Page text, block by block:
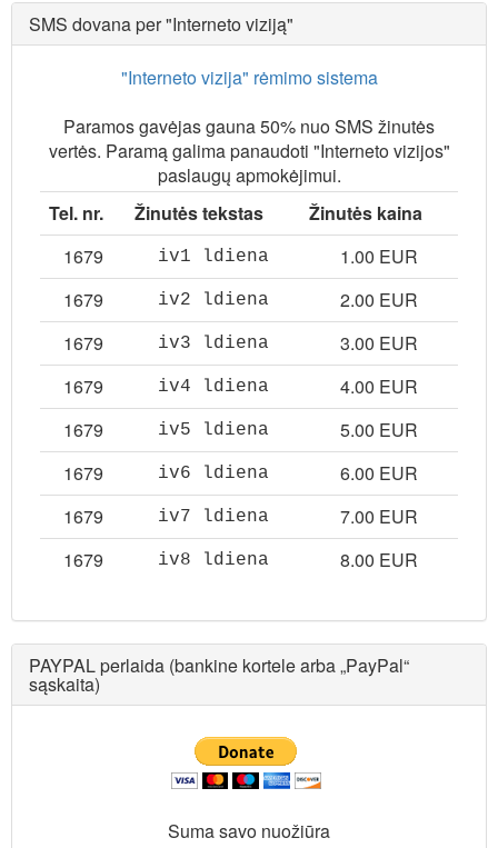
SMS dovana per "Interneto viziją"
"Interneto vizija" rėmimo sistema
Paramos gavėjas gauna 50% nuo SMS žinutės
vertės. Paramą galima panaudoti "Interneto vizijos"
paslaugų apmokėjimui.
Tel. nr.
Žinutės tekstas
Žinutės kaina
1679
iv1 ldiena
1.00 EUR
1679
iv2 ldiena
2.00 EUR
1679
iv3 ldiena
3.00 EUR
1679
iv4 ldiena
4.00 EUR
1679
iv5 ldiena
5.00 EUR
1679
iv6 ldiena
6.00 EUR
1679
iv7 ldiena
7.00 EUR
1679
iv8 ldiena 8.00 EUR
PAYPAL perlaida (bankine kortele arba „PayPal“
sąskaita)
Suma savo nuožiūra